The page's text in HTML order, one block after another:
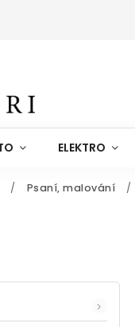
ELEKTRO
/ Psaní, malování /